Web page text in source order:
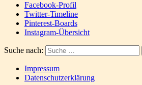
Facebook-Profil
Twitter-Timeline
Pinterest-Boards
Instagram-Übersicht
Suche nach:
Impressum
Datenschutzerklärung